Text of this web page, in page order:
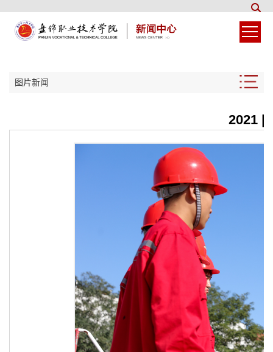
图片新闻
2021 |